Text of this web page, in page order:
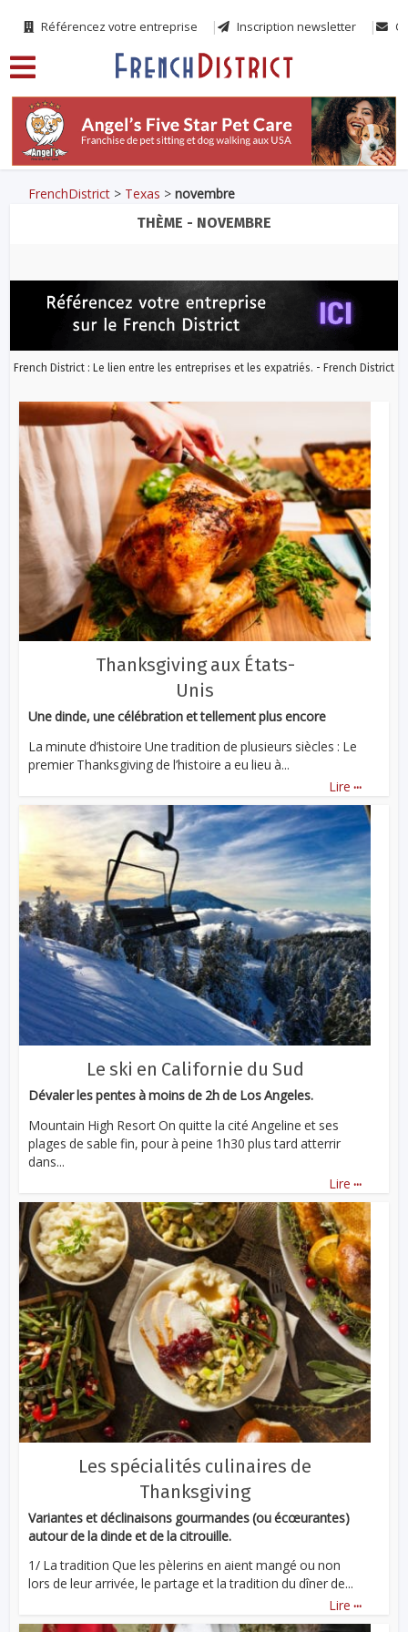
Référencez votre entreprise Inscription newsletter
FrenchDistrict > Texas >novembre
THÈME - NOVEMBRE
French District : Le lien entre les entreprises et les expatriés. - French District
Thanksgiving aux États-
Unis
Une dinde, une célébration et tellement plus encore
La minute d’histoire Une tradition de plusieurs siècles : Le
premier Thanksgiving de l’histoire a eu lieu à...
Lire ...
Le ski en Californie du Sud
Dévaler les pentes à moins de 2h de Los Angeles.
Mountain High Resort On quitte la cité Angeline et ses
plages de sable fin, pour à peine 1h30 plus tard atterrir
dans...
Lire ...
Les spécialités culinaires de
Thanksgiving
Variantes et déclinaisons gourmandes (ou écœurantes)
autour de la dinde et de la citrouille.
1/ La tradition Que les pèlerins en aient mangé ou non
lors de leur arrivée, le partage et la tradition du dîner de...
Lire ...